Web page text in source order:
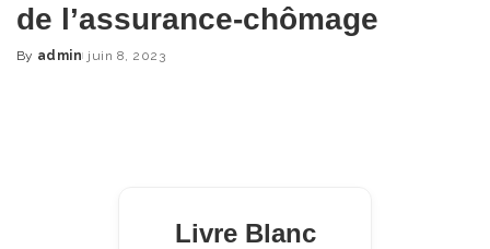
de l’assurance-chômage
Posted
By admin juin 8, 2023
Livre Blanc